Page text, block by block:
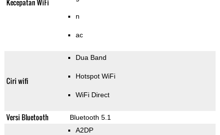
Kecepatan WiFi
n
ac
Ciri wifi
Dua Band
Hotspot WiFi
WiFi Direct
Versi Bluetooth Bluetooth 5.1
A2DP